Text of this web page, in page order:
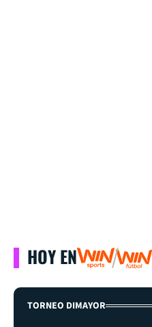
HOY EN
TORNEO DIMAYOR